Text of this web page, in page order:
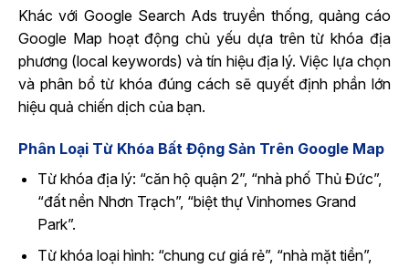
Khác với Google Search Ads truyền thống, quảng cáo
Google Map hoạt động chủ yếu dựa trên từ khóa địa
phương (local keywords) và tín hiệu địa lý. Việc lựa chọn
và phân bổ từ khóa đúng cách sẽ quyết định phần lớn
hiệu quả chiến dịch của bạn.
Phân Loại Từ Khóa Bất Động Sản Trên Google Map
Từ khóa địa lý: “căn hộ quận 2”, “nhà phố Thủ Đức”,
“đất nền Nhơn Trạch”, “biệt thự Vinhomes Grand
Park”.
Từ khóa loại hình: “chung cư giá rẻ”, “nhà mặt tiền”,